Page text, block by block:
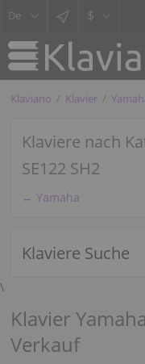
$
Klaviano Klavier
Klaviere nach
SE122 SH2
← Yamaha
Klaviere Suche
\
Klavier
Verkauf